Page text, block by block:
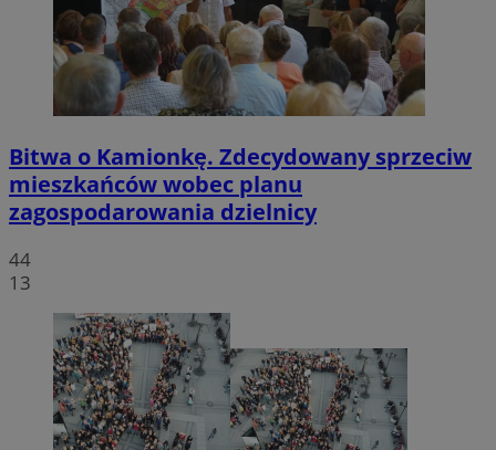
Bitwa o Kamionkę. Zdecydowany sprzeciw
mieszkańców wobec planu
zagospodarowania dzielnicy
44
13